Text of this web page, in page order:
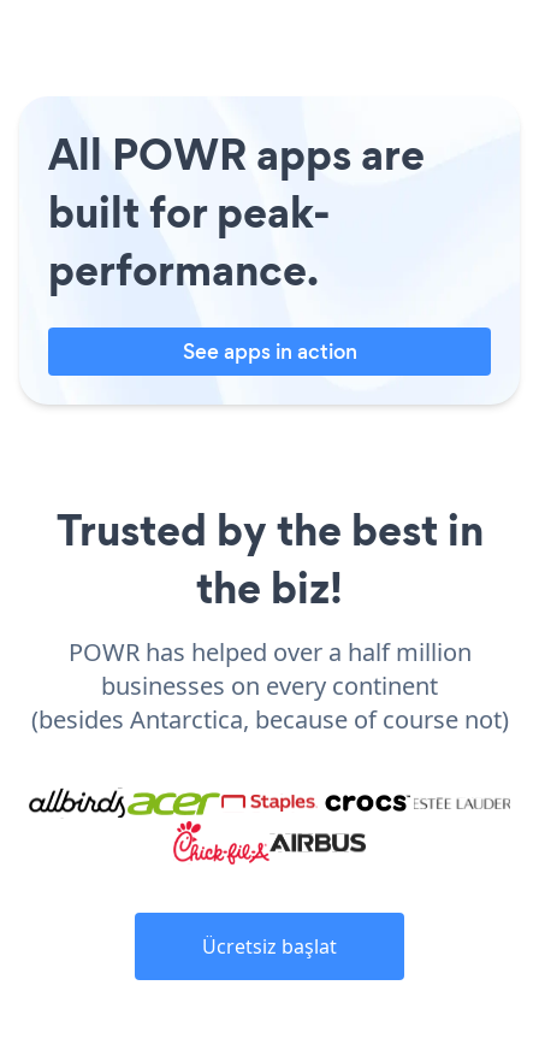
All POWR apps are
built for peak-
performance.
See apps in action
Trusted by the best in
the biz!
POWR has helped over a half million
businesses on every continent
(besides Antarctica, because of course not)
Ücretsiz başlat